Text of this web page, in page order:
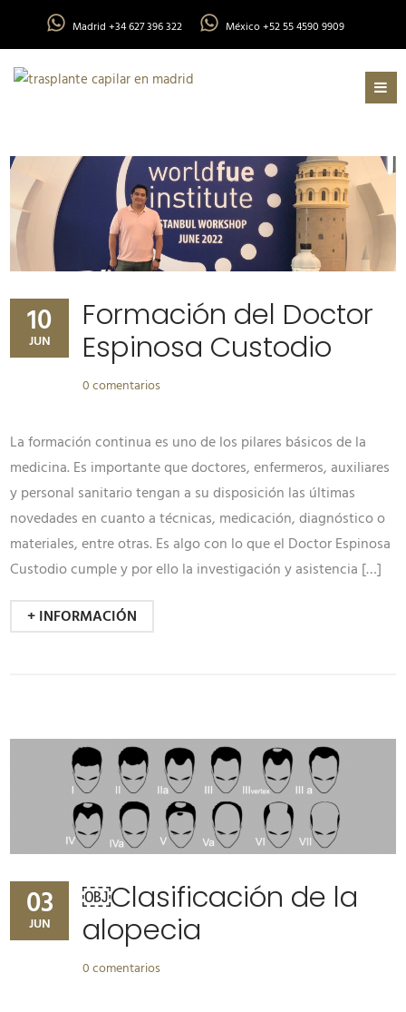
Madrid +34 627 396 322 México +52 55 4590 9909
10
JUN
Formación del Doctor
Espinosa Custodio
0 comentarios
La formación continua es uno de los pilares básicos de la
medicina. Es importante que doctores, enfermeros, auxiliares
y personal sanitario tengan a su disposición las últimas
novedades en cuanto a técnicas, medicación, diagnóstico o
materiales, entre otras. Es algo con lo que el Doctor Espinosa
Custodio cumple y por ello la investigación y asistencia […]
+ INFORMACIÓN
03
JUN
￼Clasificación de la
alopecia
0 comentarios